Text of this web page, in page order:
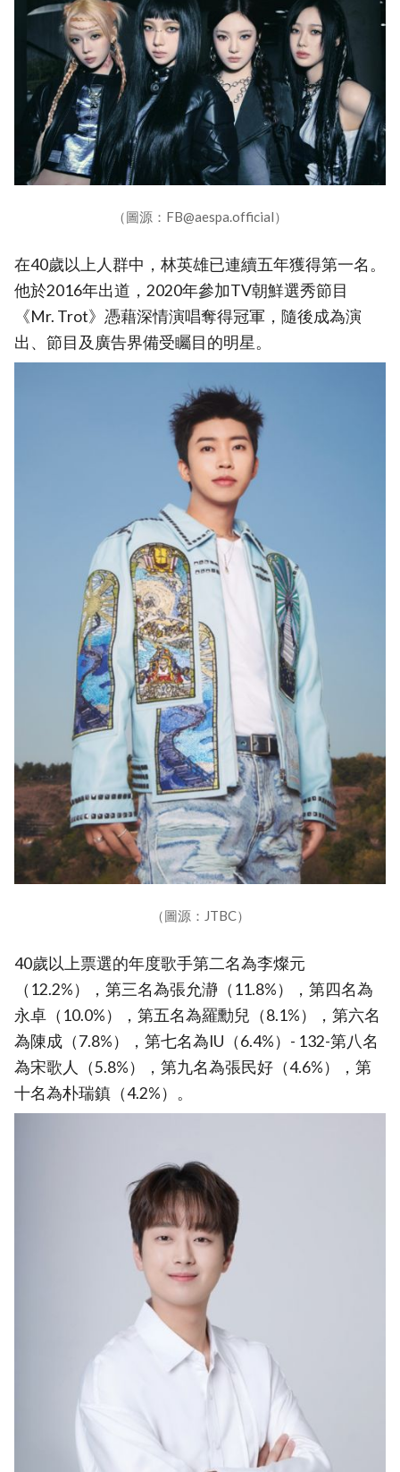
（圖源：FB@aespa.official）
在40歲以上人群中，林英雄已連續五年獲得第一名。
他於2016年出道，2020年參加TV朝鮮選秀節目
《Mr. Trot》憑藉深情演唱奪得冠軍，隨後成為演
出、節目及廣告界備受矚目的明星。
（圖源：JTBC）
40歲以上票選的年度歌手第二名為李燦元
（12.2%），第三名為張允瀞（11.8%），第四名為
永卓（10.0%），第五名為羅勳兒（8.1%），第六名
為陳成（7.8%），第七名為IU（6.4%）- 132-第八名
為宋歌人（5.8%），第九名為張民好（4.6%），第
十名為朴瑞鎮（4.2%）。